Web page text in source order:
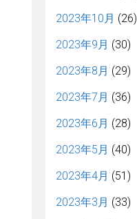
2023年10月 (26)
2023年9月 (30)
2023年8月 (29)
2023年7月 (36)
2023年6月 (28)
2023年5月 (40)
2023年4月 (51)
2023年3月 (33)